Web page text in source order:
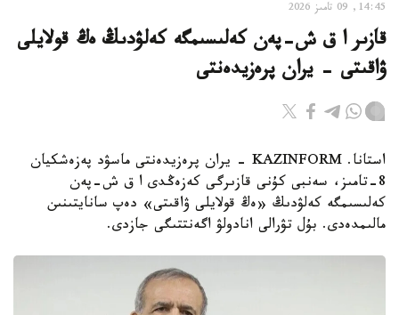
14:45, 09 تامىز 2026
قازىر ا ق ش-پەن كەلىسىمگە كەلۋدىڭ ەڭ قولايلى
ۋاقىتى - يران پرەزيدەنتى
استانا. KAZINFORM - يران پرەزيدەنتى ماسۋد پەزەشكيان
8-تامىز، سەنبى كۇنى قازىرگى كەزەڭدى ا ق ش-پەن
كەلىسىمگە كەلۋدىڭ «ەڭ قولايلى ۋاقىتى» دەپ سانايتىنىن
مالىمدەدى. بۇل تۋرالى انادولۋ اگەنتتىگى جازدى.